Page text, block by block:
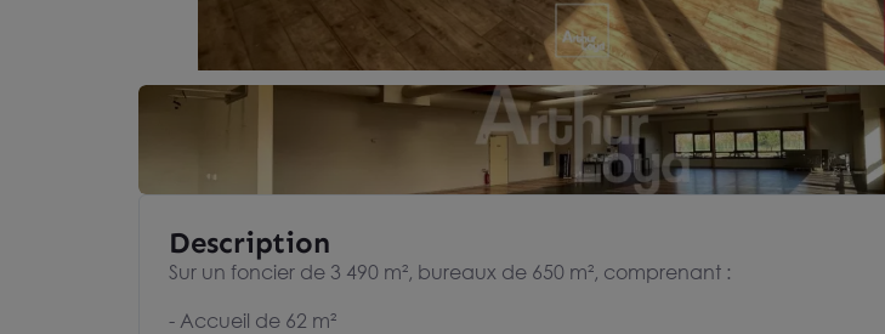
Description
Sur un foncier de 3 490 m², bureaux de 650 m², comprenant :
- Accueil de 62 m²